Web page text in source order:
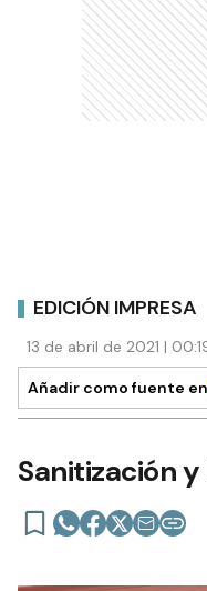
EDICIÓN IMPRESA
13 de abril de 2021 |
Añadir como fuente en
Sanitización